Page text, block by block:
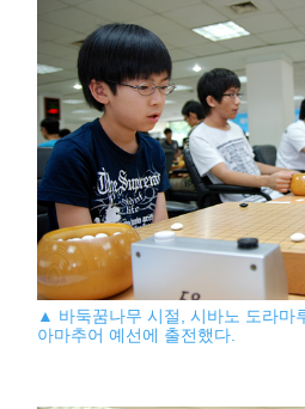
▲ 바둑꿈나무 시절, 시바노 도라마
아마추어 예선에 출전했다.